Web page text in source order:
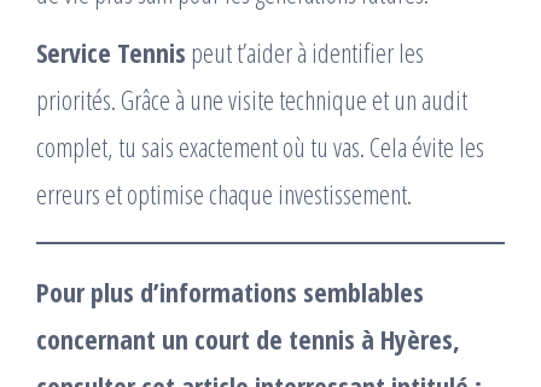
Service Tennis peut t’aider à identifier les
priorités. Grâce à une visite technique et un audit
complet, tu sais exactement où tu vas. Cela évite les
erreurs et optimise chaque investissement.
Pour plus d’informations semblables
concernant un court de tennis à Hyères,